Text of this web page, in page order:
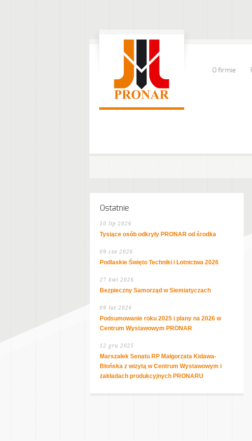
O firmie
Ostatnie
10 lip 2026
Tysiące osób odkryły PRONAR od środka
09 cze 2026
Podlaskie Święto Techniki i Lotnictwa 2026
27 kwi 2026
Bezpieczny Samorząd w Siemiatyczach
09 lut 2026
Podsumowanie roku 2025 i plany na 2026 w
Centrum Wystawowym PRONAR
12 gru 2025
Marszałek Senatu RP Małgorzata Kidawa-
Błońska z wizytą w Centrum Wystawowym i
zakładach produkcyjnych PRONARU